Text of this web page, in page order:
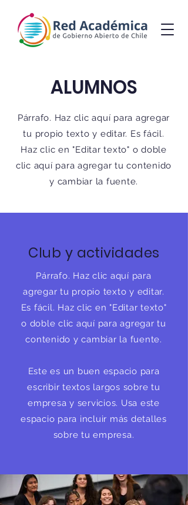
ALUMNOS
Párrafo. Haz clic aquí para agregar
tu propio texto y editar. Es fácil.
Haz clic en "Editar texto" o doble
clic aquí para agregar tu contenido
y cambiar la fuente.
Club y actividades
Párrafo. Haz clic aquí para
agregar tu propio texto y editar.
Es fácil. Haz clic en "Editar texto"
o doble clic aquí para agregar tu
contenido y cambiar la fuente.
Este es un buen espacio para
escribir textos largos sobre tu
empresa y servicios. Usa este
espacio para incluir más detalles
sobre tu empresa.